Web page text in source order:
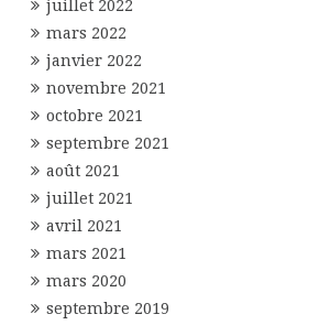
juillet 2022
mars 2022
janvier 2022
novembre 2021
octobre 2021
septembre 2021
août 2021
juillet 2021
avril 2021
mars 2021
mars 2020
septembre 2019